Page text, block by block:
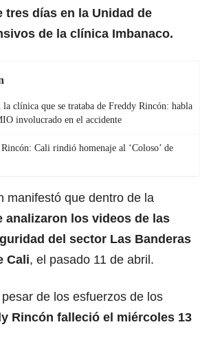
tres días en la Unidad de
de la clínica Imbanaco.
la clínica que se trataba de Freddy Rincón: habla
involucrado en el accidente
Cali rindió homenaje al ‘Coloso’ de
manifestó que dentro de la
analizaron los videos de las
del sector Las Banderas
Cali, el pasado 11 de abril.
de los esfuerzos de los
Rincón falleció el miércoles 13